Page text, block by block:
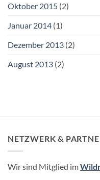
Oktober 2015 (2)
Januar 2014 (1)
Dezember 2013 (2)
August 2013 (2)
NETZWERK &
Wir sind Mitglied im